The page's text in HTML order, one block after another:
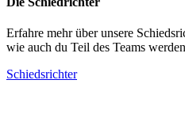
Erfahre mehr über unsere
wie auch du Teil des Teams
Schiedsrichter